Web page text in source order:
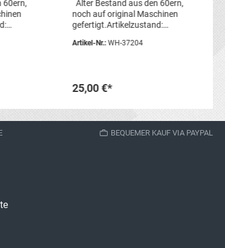
60ern,
Mannschaften
Maschinengewebt
Alter Bestand aus den 60ern,
noch auf original Maschinen
gefertigt.Artikelzustand:
SammlungsauflösungGesamtg
Artikel-Nr.:WH-37204
25,00 €*
BEQUEMER KAUF VIA PAYPAL